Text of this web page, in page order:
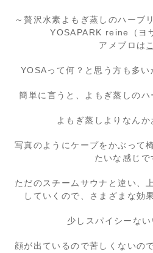
～贅沢水素よもぎ蒸しのハーブ
YOSAPARK reine（ヨ
アメブロは
YOSAって何？と思う方も多
簡単に言うと、よもぎ蒸しの
よもぎ蒸しよりなん
写真のようにケープをかぶって
たいな感じで
ただのスチームサウナと違い、
していくので、さまざまな効
少しスパイシーな
顔が出ているので苦しくないの